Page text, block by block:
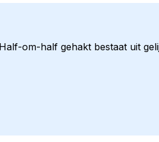
om-half gehakt bestaat uit